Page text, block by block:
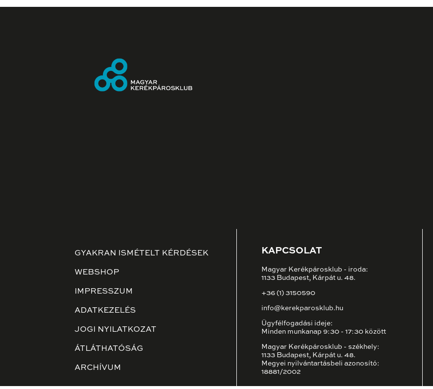
GYAKRAN ISMÉTELT KÉRDÉSEK
WEBSHOP
IMPRESSZUM
ADATKEZELÉS
JOGI NYILATKOZAT
ÁTLÁTHATÓSÁG
ARCHÍVUM
KAPCSOLAT
Magyar Kerékpárosklub - iroda:
1133 Budapest, Kárpát u. 48.
+36 (1) 3150590
info@kerekparosklub.hu
Ügyfélfogadási ideje:
Minden munkanap 9:30 - 17:30 között
Magyar Kerékpárosklub - székhely:
1133 Budapest, Kárpát u. 48.
Megyei nyilvántartásbeli azonosító:
18881/2002